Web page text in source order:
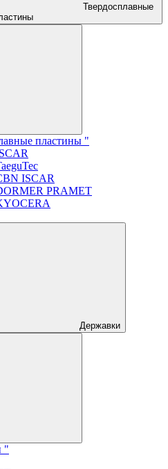
Твердосплавные
пластины "
ISCAR
PRAMET
Державки
"